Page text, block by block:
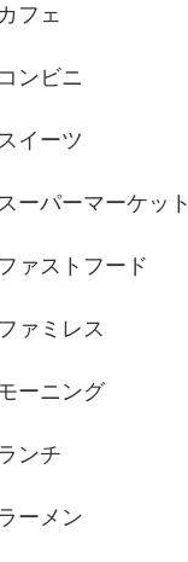
カフェ
コンビニ
イーツ
ーパーマーケット
ファストフード
ファミレス
ーニング
ランチ
ラーメン